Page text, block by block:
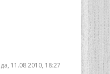
11.08.2010, 18:27